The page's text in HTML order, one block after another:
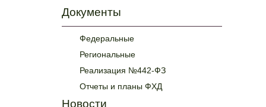
Документы
Федеральные
Региональные
Реализация №442-ФЗ
Отчеты и планы ФХД
Новости